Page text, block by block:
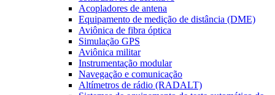
Acopladores de antena
Equipamento de medição de distância (DME)
Aviônica de fibra óptica
Simulação GPS
Aviônica militar
Instrumentação modular
Navegação e comunicação
Altímetros de rádio (RADALT)